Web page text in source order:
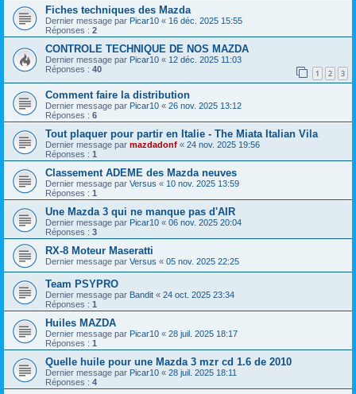
Fiches techniques des Mazda
Dernier message par Picar10 « 16 déc. 2025 15:55
Réponses : 2
CONTROLE TECHNIQUE DE NOS MAZDA
Dernier message par Picar10 « 12 déc. 2025 11:03
Réponses : 40 1 2 3
Comment faire la distribution
Dernier message par Picar10 « 26 nov. 2025 13:12
Réponses : 6
Tout plaquer pour partir en Italie - The Miata Italian Vila
Dernier message par mazdadonf « 24 nov. 2025 19:56
Réponses : 1
Classement ADEME des Mazda neuves
Dernier message par Versus « 10 nov. 2025 13:59
Réponses : 1
Une Mazda 3 qui ne manque pas d'AIR
Dernier message par Picar10 « 06 nov. 2025 20:04
Réponses : 3
RX-8 Moteur Maseratti
Dernier message par Versus « 05 nov. 2025 22:25
Team PSYPRO
Dernier message par Bandit « 24 oct. 2025 23:34
Réponses : 1
Huiles MAZDA
Dernier message par Picar10 « 28 juil. 2025 18:17
Réponses : 1
Quelle huile pour une Mazda 3 mzr cd 1.6 de 2010
Dernier message par Picar10 « 28 juil. 2025 18:11
Réponses : 4